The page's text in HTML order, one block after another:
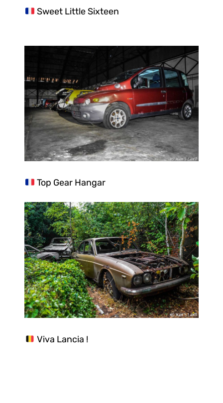
Sweet Little Sixteen
Top Gear Hangar
Viva Lancia !